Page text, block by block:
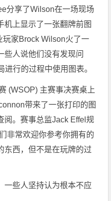
分享了Wilson在一场现场
机上显示了一张翻牌前图
家Brock Wilson火了一
些人说他们没有发现问
行的过程中使用图表。
(WSOP) 主赛事决赛桌上
带来了一张打印的图
阅。赛事总监Jack Effel规
非常欢迎你参考你拥有的
东西，但不是在玩牌的过
一些人坚持认为根本不应